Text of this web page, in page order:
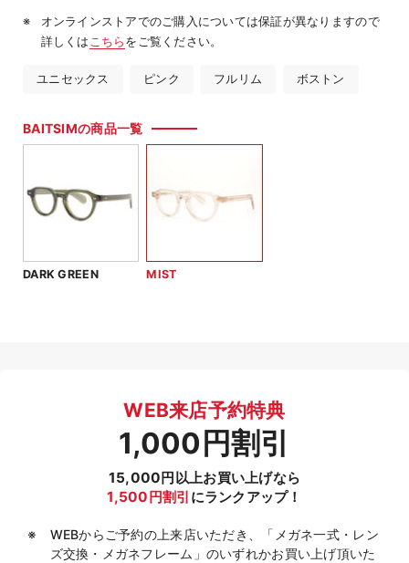
オンラインストアでのご購入については保証が異なりますので
詳しくは こちらをご覧ください。
ユニセックス ピンク フルリム ボストン
BAITSIMの商品一覧
DARK GREEN MIST
WEB来店予約特典
1,000円割引
15,000円以上お買い上げなら
1,500円割引 にランクアップ！
WEBからご予約の上来店いただき、「メガネ一式・レン
ズ交換・メガネフレーム」のいずれかお買い上げ頂いた